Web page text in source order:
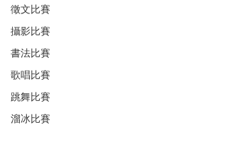
徵文比賽
攝影比賽
書法比賽
歌唱比賽
跳舞比賽
溜冰比賽